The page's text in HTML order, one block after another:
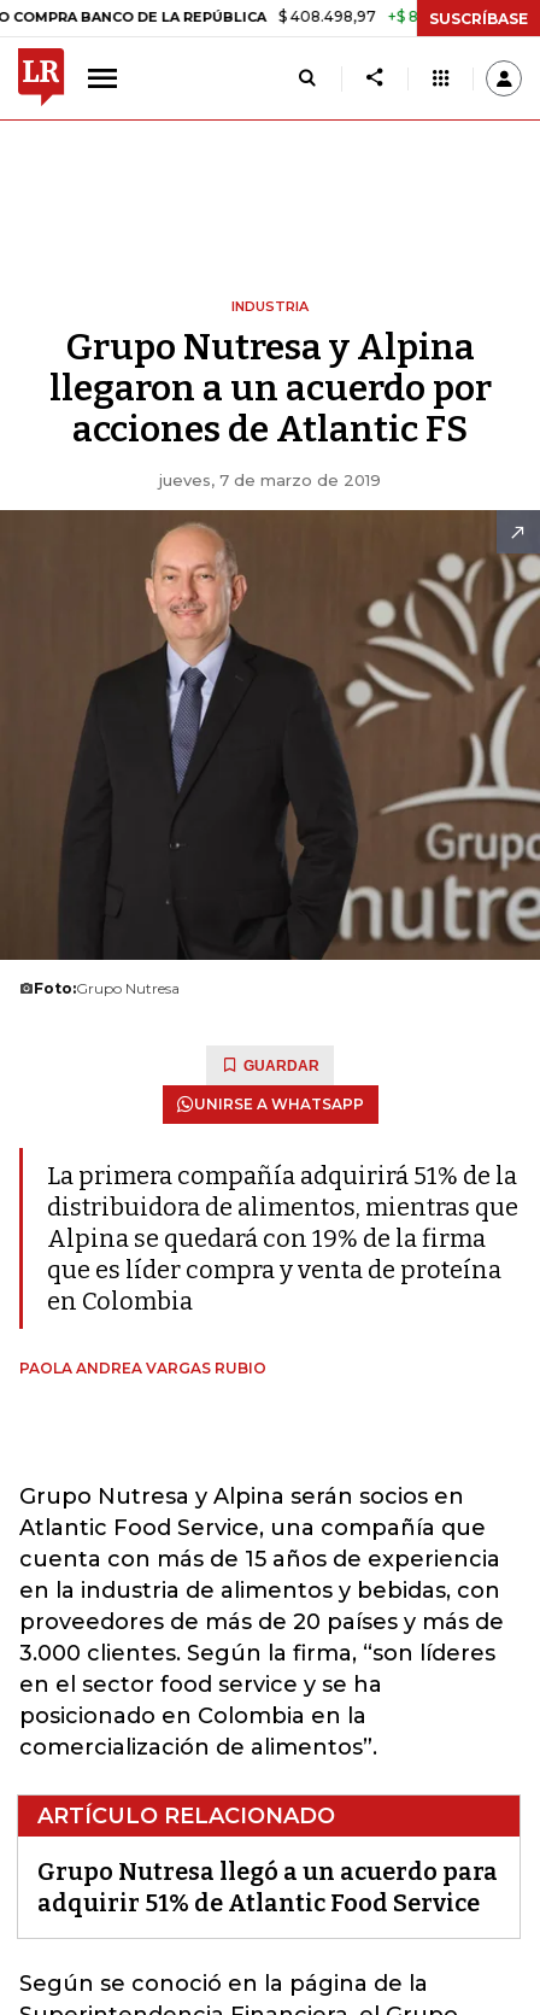
BANCO DE LA REPÚBLICA $ 408.498,97 +$ 8.753,81 +2,19% TASA
SUSCRÍBASE
INDUSTRIA
Grupo Nutresa y Alpina
llegaron a un acuerdo por
acciones de Atlantic FS
jueves, 7 de marzo de 2019
Foto:Grupo Nutresa
GUARDAR
UNIRSE A WHATSAPP
La primera compañía adquirirá 51% de la
distribuidora de alimentos, mientras que
Alpina se quedará con 19% de la firma
que es líder compra y venta de proteína
en Colombia
PAOLA ANDREA VARGAS RUBIO
Grupo Nutresa y Alpina serán socios en
Atlantic Food Service, una compañía que
cuenta con más de 15 años de experiencia
en la industria de alimentos y bebidas, con
proveedores de más de 20 países y más de
3.000 clientes. Según la firma, “son líderes
en el sector food service y se ha
posicionado en Colombia en la
comercialización de alimentos”.
ARTÍCULO RELACIONADO
Grupo Nutresa llegó a un acuerdo para
adquirir 51% de Atlantic Food Service
Según se conoció en la página de la